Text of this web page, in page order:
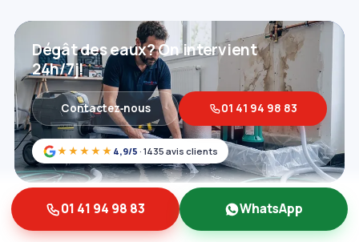
★★★★★ 4,9/5 · 1435 avis clients
Dégât des eaux? On intervient
24h/7j!
Contactez‑nous 01 41 94 98 83
01 41 94 98 83 WhatsApp